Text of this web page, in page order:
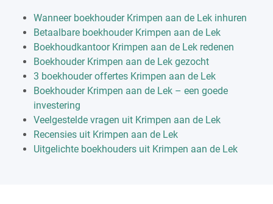
Wanneer boekhouder Krimpen aan de Lek inhuren
Betaalbare boekhouder Krimpen aan de Lek
Boekhoudkantoor Krimpen aan de Lek redenen
Boekhouder Krimpen aan de Lek gezocht
3 boekhouder offertes Krimpen aan de Lek
Boekhouder Krimpen aan de Lek – een goede
investering
Veelgestelde vragen uit Krimpen aan de Lek
Recensies uit Krimpen aan de Lek
Uitgelichte boekhouders uit Krimpen aan de Lek